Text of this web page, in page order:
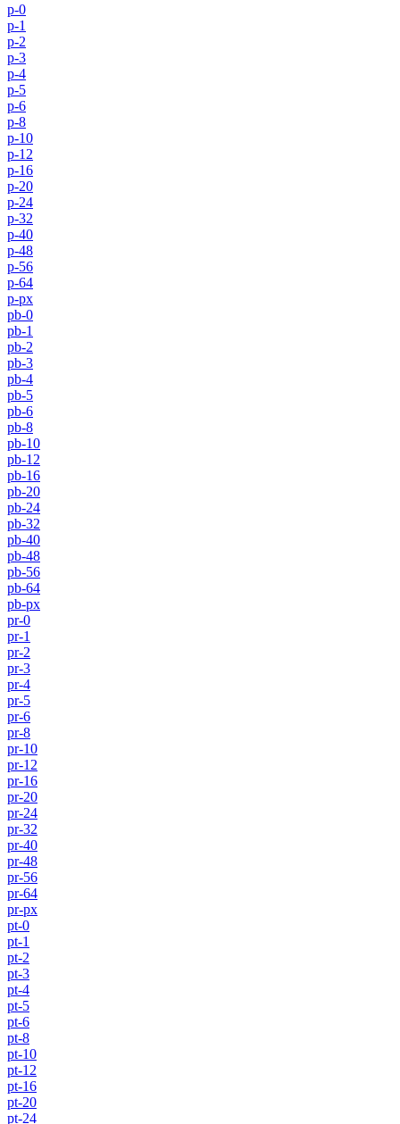
p-0
p-1
p-2
p-3
p-4
p-5
p-6
p-8
p-10
p-12
p-16
p-20
p-24
p-32
p-40
p-48
p-56
p-64
p-px
pb-0
pb-1
pb-2
pb-3
pb-4
pb-5
pb-6
pb-8
pb-10
pb-12
pb-16
pb-20
pb-24
pb-32
pb-40
pb-48
pb-56
pb-64
pb-px
pr-0
pr-1
pr-2
pr-3
pr-4
pr-5
pr-6
pr-8
pr-10
pr-12
pr-16
pr-20
pr-24
pr-32
pr-40
pr-48
pr-56
pr-64
pr-px
pt-0
pt-1
pt-2
pt-3
pt-4
pt-5
pt-6
pt-8
pt-10
pt-12
pt-16
pt-20
pt-24